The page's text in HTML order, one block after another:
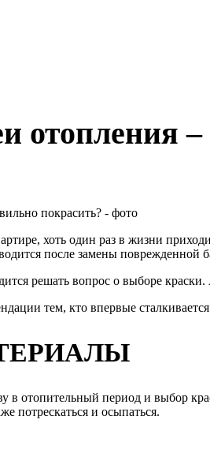
отопления
хоть один раз в жизни
после замены
решать вопрос о выборе краски.
тем, кто впервые
в отопительный период и выбор
потрескаться и осыпаться.